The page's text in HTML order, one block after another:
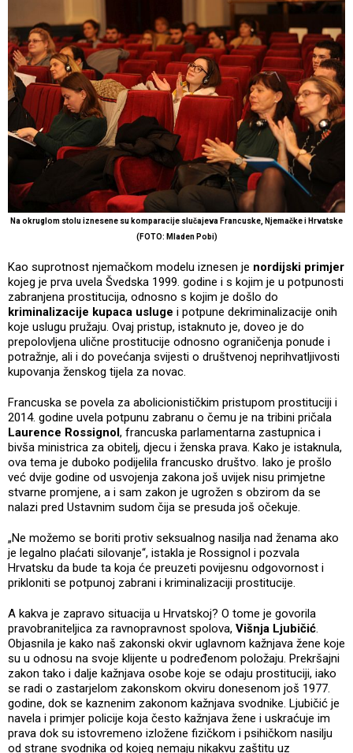
Na okruglom stolu iznesene su komparacije slučajeva Francuske, Njemačke i Hrvatske
(FOTO: Mladen Pobi)
Kao suprotnost njemačkom modelu iznesen je nordijski primjer
kojeg je prva uvela Švedska 1999. godine i s kojim je u potpunosti
zabranjena prostitucija, odnosno s kojim je došlo do
kriminalizacije kupaca usluge i potpune dekriminalizacije onih
koje uslugu pružaju. Ovaj pristup, istaknuto je, doveo je do
prepolovljena ulične prostitucije odnosno ograničenja ponude i
potražnje, ali i do povećanja svijesti o društvenoj neprihvatljivosti
kupovanja ženskog tijela za novac.
Francuska se povela za abolicionističkim pristupom prostituciji i
2014. godine uvela potpunu zabranu o čemu je na tribini pričala
Laurence Rossignol, francuska parlamentarna zastupnica i
bivša ministrica za obitelj, djecu i ženska prava. Kako je istaknula,
ova tema je duboko podijelila francusko društvo. Iako je prošlo
već dvije godine od usvojenja zakona još uvijek nisu primjetne
stvarne promjene, a i sam zakon je ugrožen s obzirom da se
nalazi pred Ustavnim sudom čija se presuda još očekuje.
„Ne možemo se boriti protiv seksualnog nasilja nad ženama ako
je legalno plaćati silovanje“, istakla je Rossignol i pozvala
Hrvatsku da bude ta koja će preuzeti povijesnu odgovornost i
prikloniti se potpunoj zabrani i kriminalizaciji prostitucije.
A kakva je zapravo situacija u Hrvatskoj? O tome je govorila
pravobraniteljica za ravnopravnost spolova, Višnja Ljubičić.
Objasnila je kako naš zakonski okvir uglavnom kažnjava žene koje
su u odnosu na svoje klijente u podređenom položaju. Prekršajni
zakon tako i dalje kažnjava osobe koje se odaju prostituciji, iako
se radi o zastarjelom zakonskom okviru donesenom još 1977.
godine, dok se kaznenim zakonom kažnjava svodnike. Ljubičić je
navela i primjer policije koja često kažnjava žene i uskraćuje im
prava dok su istovremeno izložene fizičkom i psihičkom nasilju
od strane svodnika od kojeg nemaju nikakvu zaštitu uz